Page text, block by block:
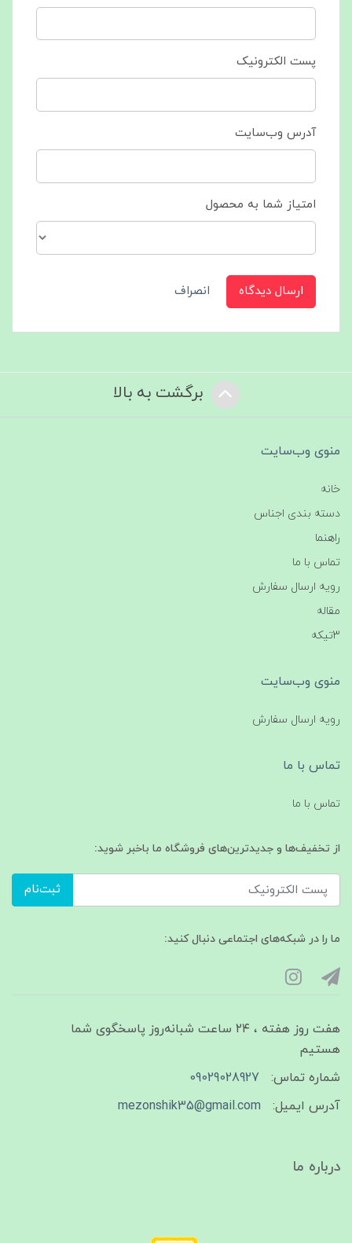
پست الکترونیک
آدرس وب‌سایت
امتیاز شما به محصول
ارسال دیدگاه انصراف
برگشت به بالا
منوی وب‌سایت
خانه
دسته بندی اجناس
راهنما
تماس با ما
رویه ارسال سفارش
مقاله
3تیکه
منوی وب‌سایت
رویه ارسال سفارش
تماس با ما
تماس با ما
از تخفیف‌ها و جدیدترین‌های فروشگاه ما باخبر شوید:
ثبت‌نام
ما را در شبکه‌های اجتماعی دنبال کنید:
هفت روز هفته ، ۲۴ ساعت شبانه‌روز پاسخگوی شما
هستیم
شماره تماس:
09029028927
آدرس ایمیل:
mezonshik35@gmail.com
درباره ما